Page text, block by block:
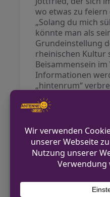
wo etwas zu
„Solang du mich
könnte man als
Grundeinstellung
rheinischen Kultur
Beisammensein
Informationen
„hintenrum“
umso spannender
es selbst
Schützenfest zur
man muss der
Redegewandtheit
einfach Tribut
Intelligenz